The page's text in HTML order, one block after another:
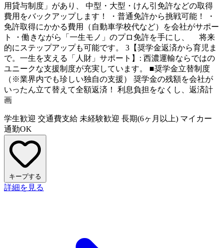
用貸与制度」があり、 中型・大型・けん引免許などの取得
費用をバックアップします！ ・普通免許から挑戦可能！ ・
免許取得にかかる費用（自動車学校代など）を会社がサポー
ト ・働きながら「一生モノ」のプロ免許を手にし、 将来
的にステップアップも可能です。 3【奨学金返済から育児ま
で。一生を支える「人財」サポート】: 西濃運輸ならではの
ユニークな支援制度が充実しています。 ■奨学金立替制度
（※業界内でも珍しい独自の支援） 奨学金の残額を会社が
いったん立て替えて全額返済！ 利息負担をなくし、返済計
画
学生歓迎 交通費支給 未経験歓迎 長期(6ヶ月以上) マイカー
通勤OK
キープする
詳細を見る